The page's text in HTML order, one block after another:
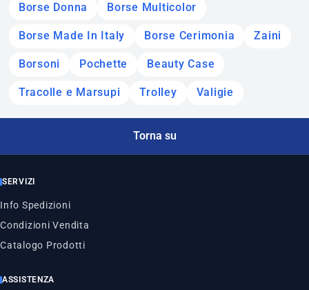
Borse Donna Borse Multicolor
Borse Made In Italy Borse Cerimonia Zaini
Borsoni Pochette Beauty Case
Tracolle e Marsupi Trolley Valigie
Torna su
SERVIZI
Info Spedizioni
Condizioni Vendita
Catalogo Prodotti
ASSISTENZA